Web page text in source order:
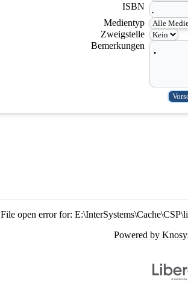
ISBN
Medientyp
Zweigstelle
Bemerkungen
File open error for:
Powered by